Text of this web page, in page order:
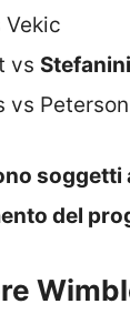
Vekic
vs Stefanini
vs Peterson
soggetti
del